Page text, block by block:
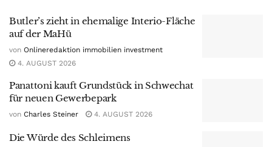
Butler’s zieht in ehemalige Interio-Fläche
auf der MaHü
von Onlineredaktion immobilien investment
4. AUGUST 2026
Panattoni kauft Grundstück in Schwechat
für neuen Gewerbepark
von Charles Steiner 4. AUGUST 2026
Die Würde des Schleimens